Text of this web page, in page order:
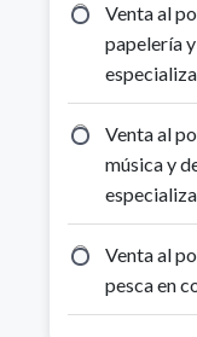
Venta al
papelería
Venta al
música y
Venta al
pesca en